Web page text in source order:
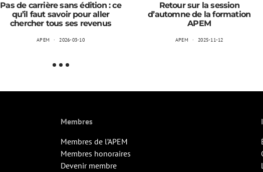
Pas de carrière sans édition : ce
qu’il faut savoir pour aller
chercher tous ses revenus
APEM 2026-03-10
Retour sur la session
d’automne de la formation
APEM
APEM 2025-11-12
Membres
Membres de l’APEM
Membres honoraires
Devenir membre